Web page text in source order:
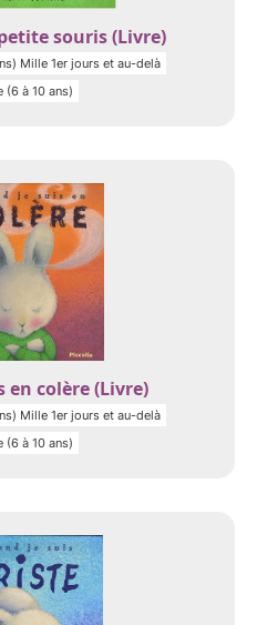
souris (Livre)
Mille 1er jours et au-delà
(6 à 10 ans)
en colère (Livre)
Mille 1er jours et au-delà
(6 à 10 ans)